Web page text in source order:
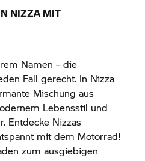
NIZZA MIT
Namen – die
Fall gerecht. In Nizza
Mischung aus
Lebensstil und
Entdecke Nizzas
mit dem Motorrad!
zum ausgiebigen